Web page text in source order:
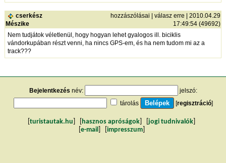
cserkész
Mészike
hozzászólásai válasz erre | 2010.04.29
17:49:54 (49692)
Nem tudjátok véletlenül, hogy hogyan lehet gyalogos ill. biciklis
vándorkupában részt venni, ha nincs GPS-em, és ha nem tudom mi az a
track???
Bejelentkezés név:
jelszó:
tárolás
[regisztráció]
turistautak.hu hasznos apróságok jogi tudnivalók
e-mail impresszum]